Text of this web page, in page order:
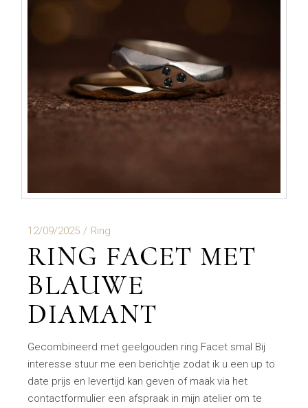
12/09/2025 Ring
RING FACET MET
BLAUWE
DIAMANT
Gecombineerd met geelgouden ring Facet smal Bij
interesse stuur me een berichtje zodat ik u een up to
date prijs en levertijd kan geven of maak via het
contactformulier een afspraak in mijn atelier om te